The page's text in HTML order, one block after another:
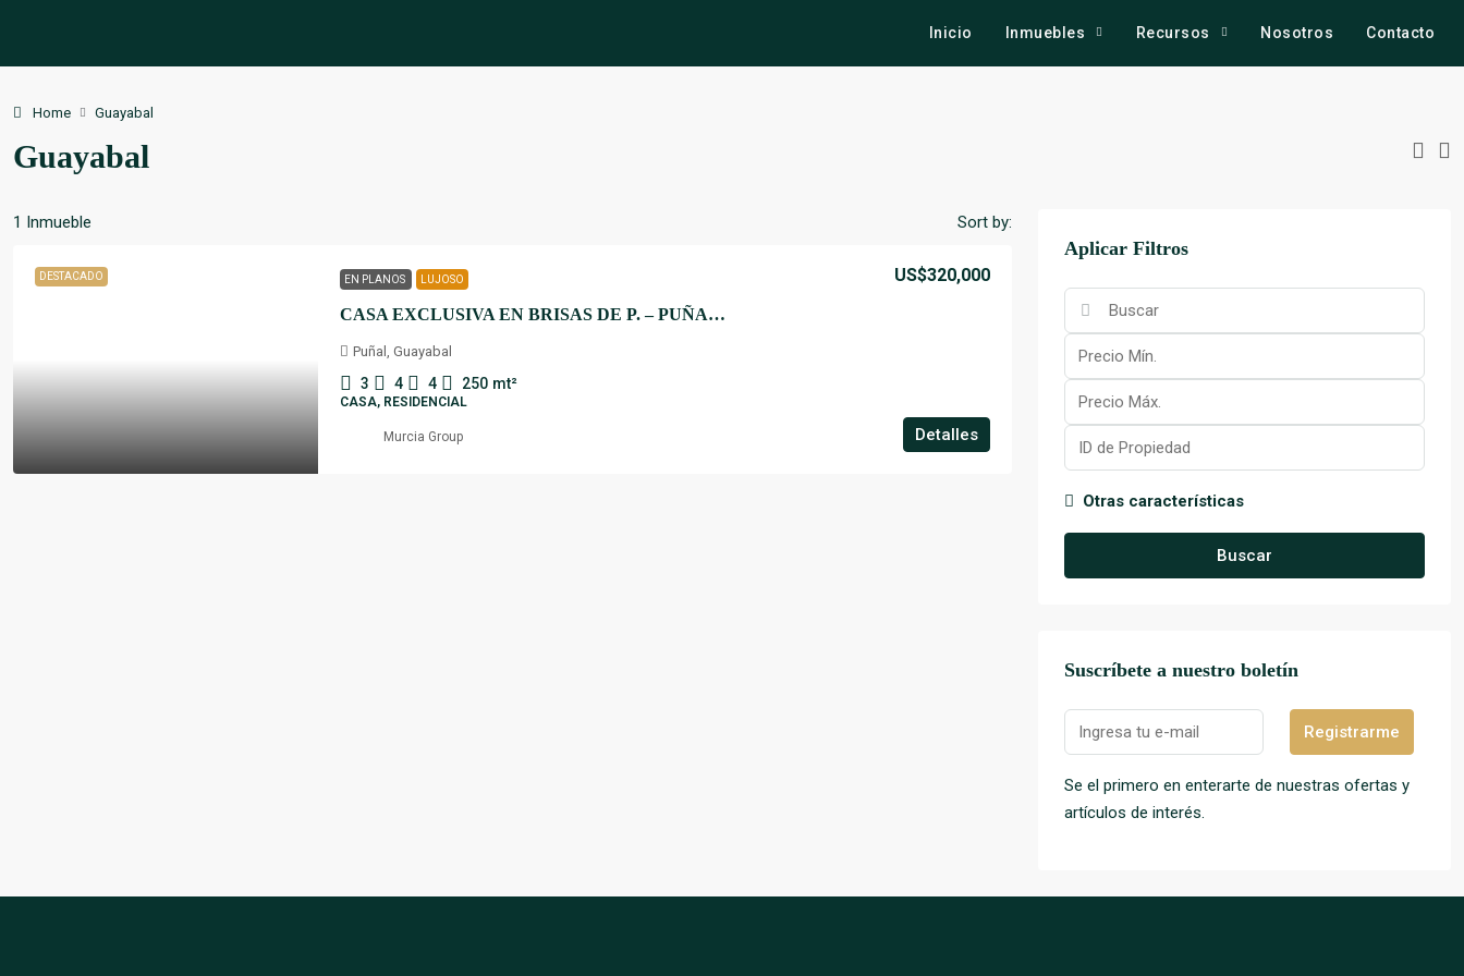
Inicio Inmuebles Recursos Nosotros Contacto
Home Guayabal
Guayabal
1 Inmueble Sort by:
DESTACADO EN PLANOS LUJOSO
CASA EXCLUSIVA EN BRISAS DE P. – PUÑAL, SANTIAGO DE LOS CABALLEROS.
US$320,000
Puñal, Guayabal
3 4 4 250 mt²
CASA, RESIDENCIAL
Detalles
Murcia Group
Aplicar Filtros
Otras características
Buscar
Suscríbete a nuestro boletín
Registrarme
Se el primero en enterarte de nuestras ofertas y
artículos de interés.